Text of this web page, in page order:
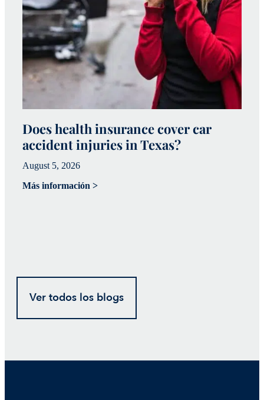
Does health insurance cover car
accident injuries in Texas?
August 5, 2026
Más información >
Ver todos los blogs